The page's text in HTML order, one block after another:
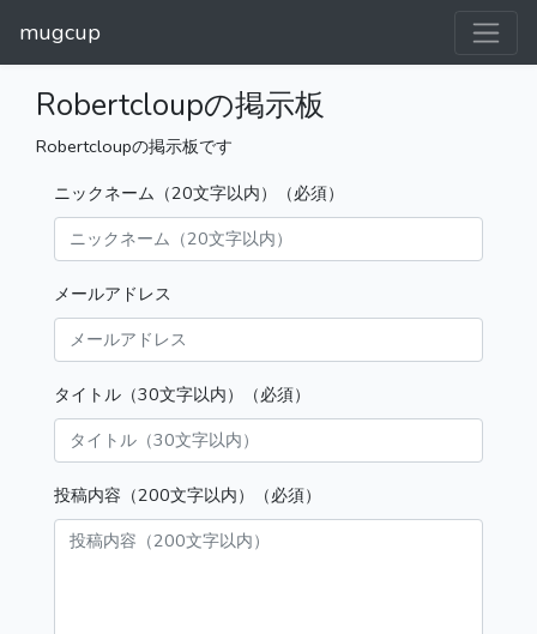
mugcup
Robertcloupの掲示板
Robertcloupの掲示板です
ニックネーム（20文字以内）（必須）
メールアドレス
タイトル（30文字以内）（必須）
投稿内容（200文字以内）（必須）